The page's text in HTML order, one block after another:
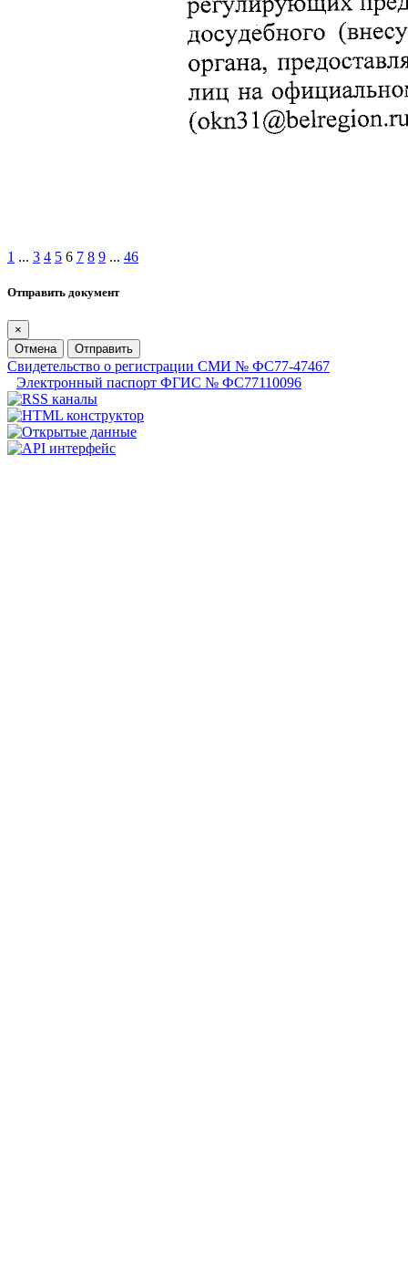
1 ... 3 4 5 6 7 8 9 ... 46
Отправить документ
×
Отмена
Отправить
Свидетельство о регистрации СМИ № ФС77-47467
Электронный паспорт ФГИС № ФС77110096